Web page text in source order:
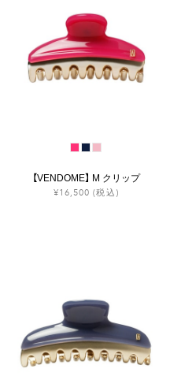
【VENDOME】 M クリップ
¥16,500 (税込)